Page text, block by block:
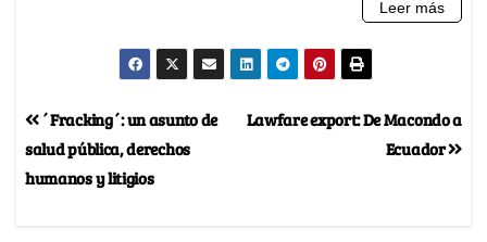
Lawfare export: De Macondo a
Ecuador
´Fracking´: un asunto de
salud pública, derechos
humanos y litigios